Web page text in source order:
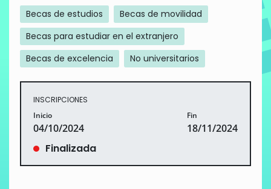
Becas de estudios
Becas de movilidad
Becas para estudiar en el extranjero
Becas de excelencia
No universitarios
INSCRIPCIONES
Inicio
04/10/2024
Fin
18/11/2024
Finalizada